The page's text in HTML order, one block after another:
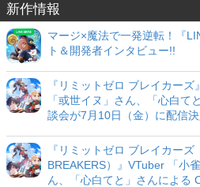
新作情報
マージ×魔法で一発逆転！『
ト＆開発者インタビュー!!
『リミットゼロ ブレイカーズ
「或世イヌ」さん、「心白て
談会が7月10日（金）に配信決
『リミットゼロ ブレイカー
BREAKERS）』VTuber 「小
ん、「心白てと」さんによる